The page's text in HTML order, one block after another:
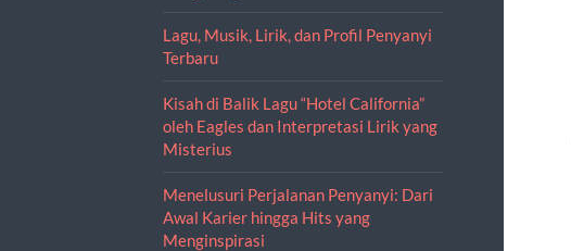
Lagu, Musik, Lirik, dan Profil Penyanyi
Terbaru
Kisah di Balik Lagu “Hotel California”
oleh Eagles dan Interpretasi Lirik yang
Misterius
Menelusuri Perjalanan Penyanyi: Dari
Awal Karier hingga Hits yang
Menginspirasi